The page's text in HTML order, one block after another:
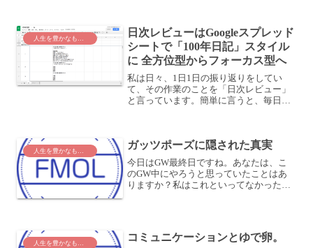
を泳ぎきり、ホームに...
人生を豊かなものに
日次レビューはGoogleスプレッド
シートで「100年日記」スタイル
に 全方位型からフォーカス型へ
私は日々、1日1日の振り返りをしてい
て、その作業のことを「日次レビュー」
と言っています。簡単に言うと、毎日日
と「週次レビュー」1...
人生を豊かなものに ガッツポーズに隠された真実
今日はGW最終日ですね。あなたは、こ
のGW中にやろうと思っていたことはあ
りますか？私はこれといってなかったの
コミュニケーションとゆで卵。